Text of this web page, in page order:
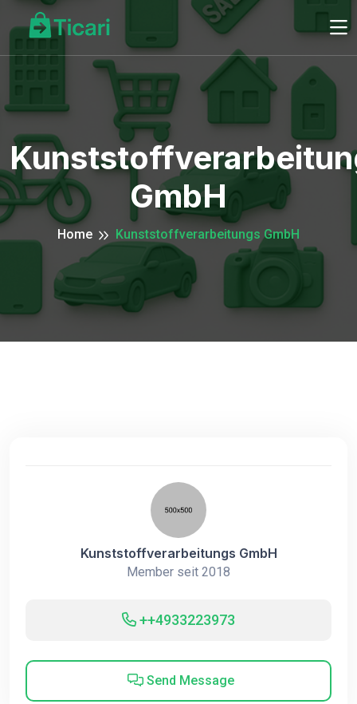
GmbH
Home Kunststoffverarbeitungs GmbH
Kunststoffverarbeitungs GmbH
Member seit 2018
++4933223973
Send Message